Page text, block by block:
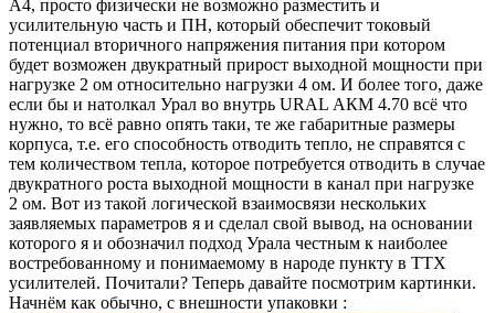
А4, просто физически не возможно разместить и
усилительную часть и ПН, который обеспечит токовый
потенциал вторичного напряжения питания при котором
будет возможен двукратный прирост выходной мощности при
нагрузке 2 ом относительно нагрузки 4 ом. И более того, даже
если бы и натолкал Урал во внутрь URAL АКM 4.70 всё что
нужно, то всё равно опять таки, те же габаритные размеры
корпуса, т.е. его способность отводить тепло, не справятся с
тем количеством тепла, которое потребуется отводить в случае
двукратного роста выходной мощности в канал при нагрузке
2 ом. Вот из такой логической взаимосвязи нескольких
заявляемых параметров я и сделал свой вывод, на основании
которого я и обозначил подход Урала честным к наиболее
востребованному и понимаемому в народе пункту в ТТХ
усилителей. Почитали? Теперь давайте посмотрим картинки.
Начнём как обычно, с внешности упаковки :